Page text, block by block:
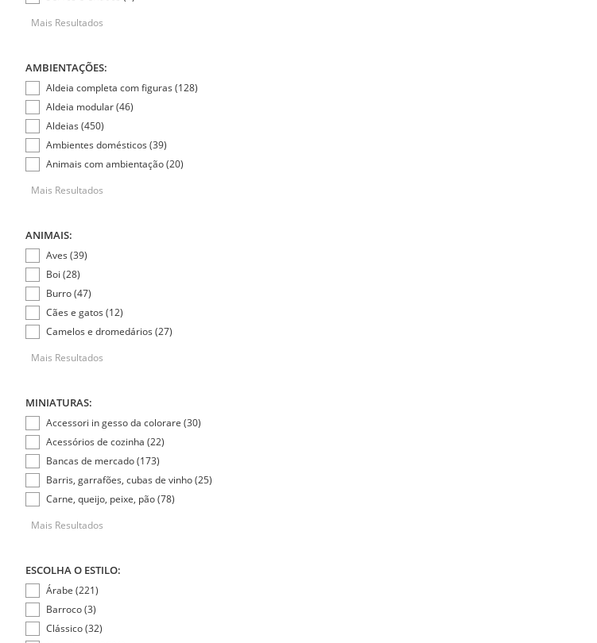
Mais Resultados
AMBIENTAÇÕES:
Aldeia completa com figuras (128)
Aldeia modular (46)
Aldeias (450)
Ambientes domésticos (39)
Animais com ambientação (20)
Mais Resultados
ANIMAIS:
Aves (39)
Boi (28)
Burro (47)
Cães e gatos (12)
Camelos e dromedários (27)
Mais Resultados
MINIATURAS:
Accessori in gesso da colorare (30)
Acessórios de cozinha (22)
Bancas de mercado (173)
Barris, garrafões, cubas de vinho (25)
Carne, queijo, peixe, pão (78)
Mais Resultados
ESCOLHA O ESTILO:
Árabe (221)
Barroco (3)
Clássico (32)